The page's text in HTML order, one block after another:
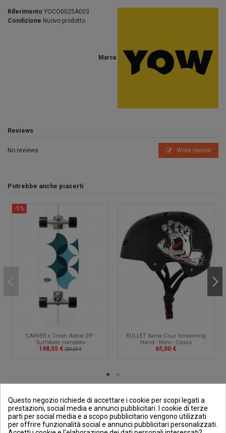
Marca
Riferimento YOCO0025A003
Condizione Nuovo prodotto
Reviews
No reviews Write review
Potrebbe anche piacerti
-5%
CARVER x Triton Astral 29" -
Surfskate completo
198,55 € 209,00 €
BULLET Santa Cruz Screaming
Hand - Nero - Casco
65,00 €
Più informazioni su OUTSIDE
Questo negozio richiede di accettare i cookie per scopi legati a
prestazioni, social media e annunci pubblicitari. I cookie di terze
parti per social media e a scopo pubblicitario vengono utilizzati
per offrire funzionalità social e annunci pubblicitari personalizzati.